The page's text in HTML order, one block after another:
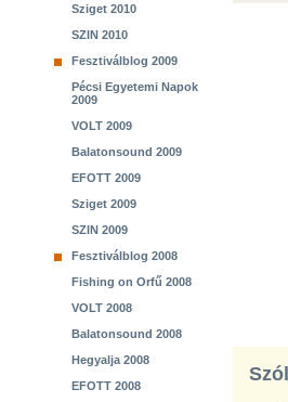
Sziget 2010
SZIN 2010
Fesztiválblog 2009
Pécsi Egyetemi Napok
2009
VOLT 2009
Balatonsound 2009
EFOTT 2009
Sziget 2009
SZIN 2009
Fesztiválblog 2008
Fishing on Orfű 2008
VOLT 2008
Balatonsound 2008
Hegyalja 2008
EFOTT 2008